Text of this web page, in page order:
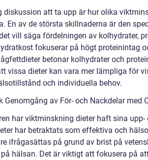
diskussion att ta upp är hur olika
En av de största skillnaderna är den
vill säga fördelningen av kolhydrater,
fokuserar på högt proteinintag
betonar kolhydrater och
vissa dieter kan vara mer lämpliga för
och individuella behov.
Genomgång av För- och Nackdelar med
har viktminskning dieter haft sina
har betraktats som effektiva och
ifrågasättas på grund av brist på
hälsan. Det är viktigt att fokusera på